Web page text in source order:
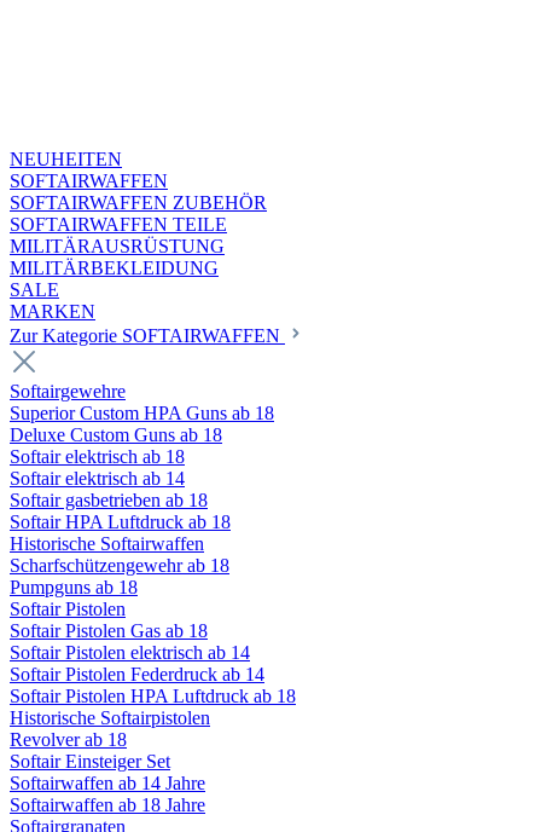
NEUHEITEN
SOFTAIRWAFFEN
SOFTAIRWAFFEN ZUBEHÖR
SOFTAIRWAFFEN TEILE
MILITÄRAUSRÜSTUNG
MILITÄRBEKLEIDUNG
SALE
MARKEN
Zur Kategorie SOFTAIRWAFFEN
Softairgewehre
Superior Custom HPA Guns ab 18
Deluxe Custom Guns ab 18
Softair elektrisch ab 18
Softair elektrisch ab 14
Softair gasbetrieben ab 18
Softair HPA Luftdruck ab 18
Historische Softairwaffen
Scharfschützengewehr ab 18
Pumpguns ab 18
Softair Pistolen
Softair Pistolen Gas ab 18
Softair Pistolen elektrisch ab 14
Softair Pistolen Federdruck ab 14
Softair Pistolen HPA Luftdruck ab 18
Historische Softairpistolen
Revolver ab 18
Softair Einsteiger Set
Softairwaffen ab 14 Jahre
Softairwaffen ab 18 Jahre
Softairgranaten